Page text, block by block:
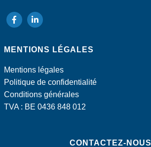
suivez-
sur
suivez-
sur
MENTIONS LÉGALES
Mentions légales
Politique de confidentialité
Conditions générales
TVA : BE 0436 848 012
CONTACTEZ-NOUS